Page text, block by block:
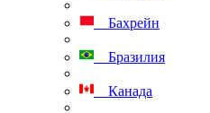
Бахрейн
Бразилия
Канада